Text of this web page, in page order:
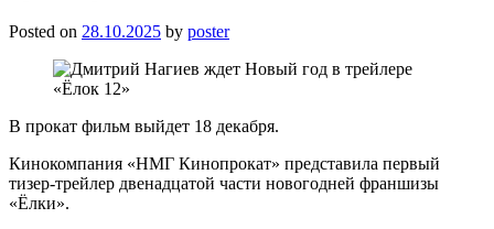
Posted on 28.10.2025 by poster
В прокат фильм выйдет 18 декабря.
Кинокомпания «НМГ Кинопрокат» представила первый
тизер-трейлер двенадцатой части новогодней франшизы
«Ёлки».